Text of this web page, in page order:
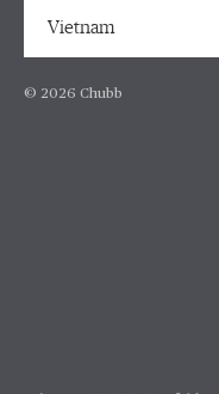
Vietnam
© 2026 Chubb